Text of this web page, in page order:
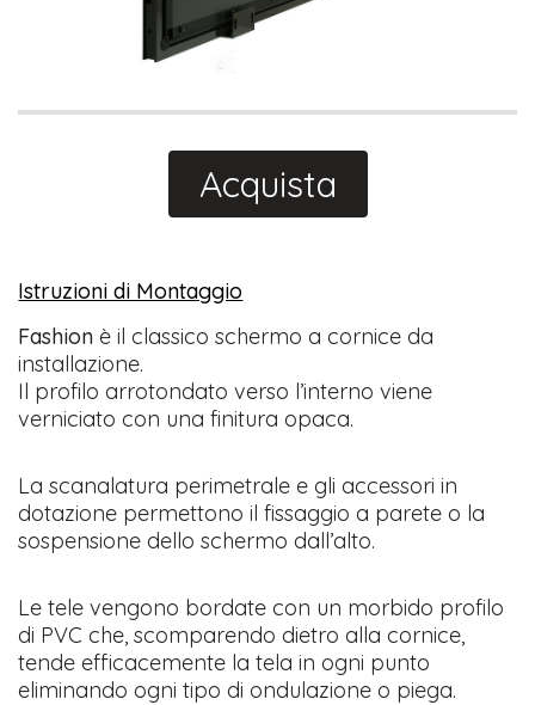
Acquista
Istruzioni di Montaggio
Fashion è il classico schermo a cornice da
installazione.
Il profilo arrotondato verso l’interno viene
verniciato con una finitura opaca.
La scanalatura perimetrale e gli accessori in
dotazione permettono il fissaggio a parete o la
sospensione dello schermo dall’alto.
Le tele vengono bordate con un morbido profilo
di PVC che, scomparendo dietro alla cornice,
tende efficacemente la tela in ogni punto
eliminando ogni tipo di ondulazione o piega.